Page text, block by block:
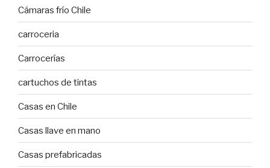
Cámaras frío Chile
carroceria
Carrocerías
cartuchos de tintas
Casas en Chile
Casas llave en mano
Casas prefabricadas